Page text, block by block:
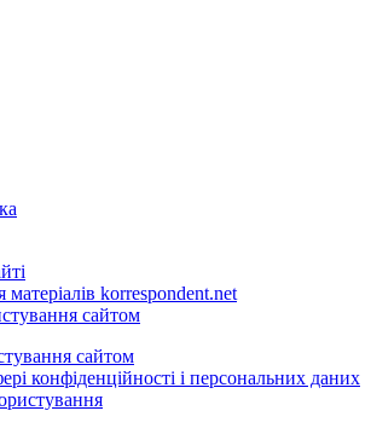
korrespondent.net
сайтом
сайтом
конфіденційності і персональних даних